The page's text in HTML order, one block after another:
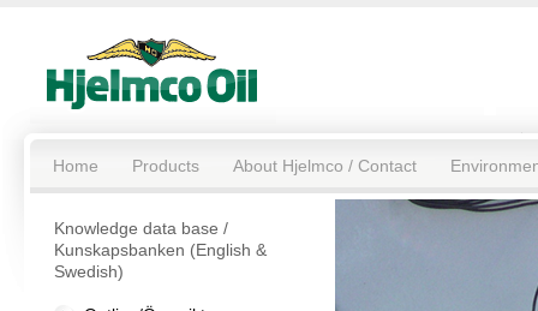
Home Products About Hjelmco / Contact
Knowledge data base /
Kunskapsbanken (English &
Swedish)